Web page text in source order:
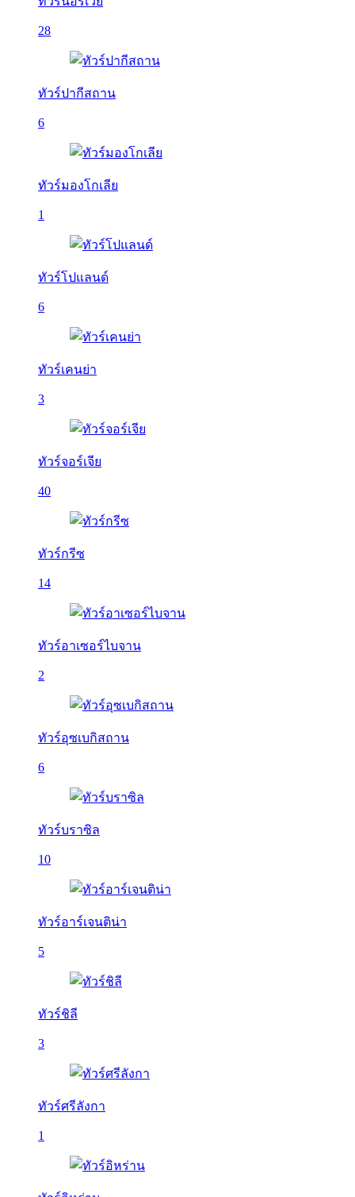
28
ทัวร์ปากีสถาน
6
ทัวร์มองโกเลีย
1
ทัวร์โปแลนด์
6
ทัวร์เคนย่า
3
ทัวร์จอร์เจีย
40
ทัวร์กรีซ
14
ทัวร์อาเซอร์ไบจาน
2
ทัวร์อุซเบกิสถาน
6
ทัวร์บราซิล
10
ทัวร์อาร์เจนติน่า
5
ทัวร์ชิลี
3
ทัวร์ศรีลังกา
1